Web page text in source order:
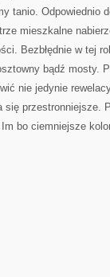
tanio. Odpowiednio
mieszkalne
Bezbłędnie w tej
bądź mosty.
nie jedynie
przestronniejsze.
bo ciemniejsze